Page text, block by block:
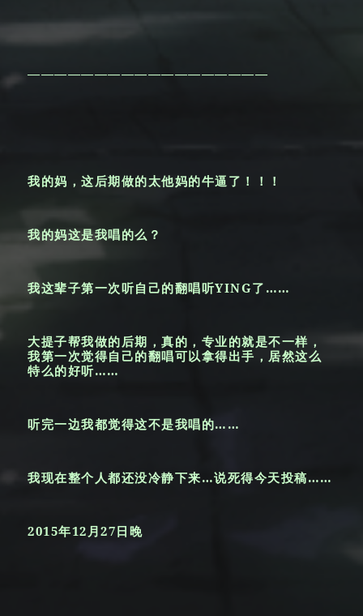
——————————————————
我的妈，这后期做的太他妈的牛逼了！！！
我的妈这是我唱的么？
我这辈子第一次听自己的翻唱听YING了……
大提子帮我做的后期，真的，专业的就是不一样，
我第一次觉得自己的翻唱可以拿得出手，居然这么
特么的好听……
听完一边我都觉得这不是我唱的……
我现在整个人都还没冷静下来…说死得今天投稿……
2015年12月27日晚